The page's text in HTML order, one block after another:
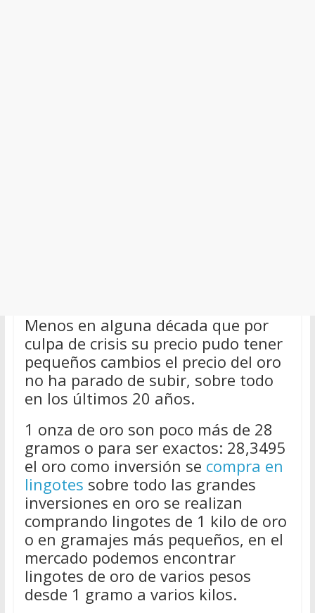
Menos en alguna década que por
culpa de crisis su precio pudo tener
pequeños cambios el precio del oro
no ha parado de subir, sobre todo
en los últimos 20 años.
1 onza de oro son poco más de 28
gramos o para ser exactos: 28,3495
el oro como inversión se compra en
lingotes sobre todo las grandes
inversiones en oro se realizan
comprando lingotes de 1 kilo de oro
o en gramajes más pequeños, en el
mercado podemos encontrar
lingotes de oro de varios pesos
desde 1 gramo a varios kilos.